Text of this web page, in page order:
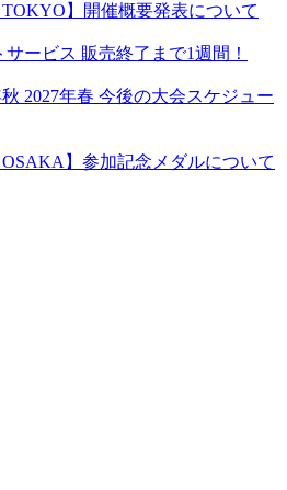
TOKYO】開催概要発表について
サービス 販売終了まで1週間！
秋 2027年春 今後の大会スケジュー
OSAKA】参加記念メダルについて